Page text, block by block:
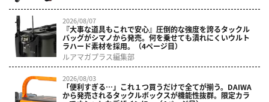
2026/08/07
『大事な道具もこれで安心』圧倒的な強度を誇るタックル
バッグがシマノから発売。何を乗せても潰れにくいウルト
ラハード素材を採用。（4ページ目）
ルアマガプラス編集部
2026/08/03
「便利すぎる…」これ１つ買うだけで全てが揃う。DAIWA
から発売されるタックルボックスが機能性抜群。限定カラ